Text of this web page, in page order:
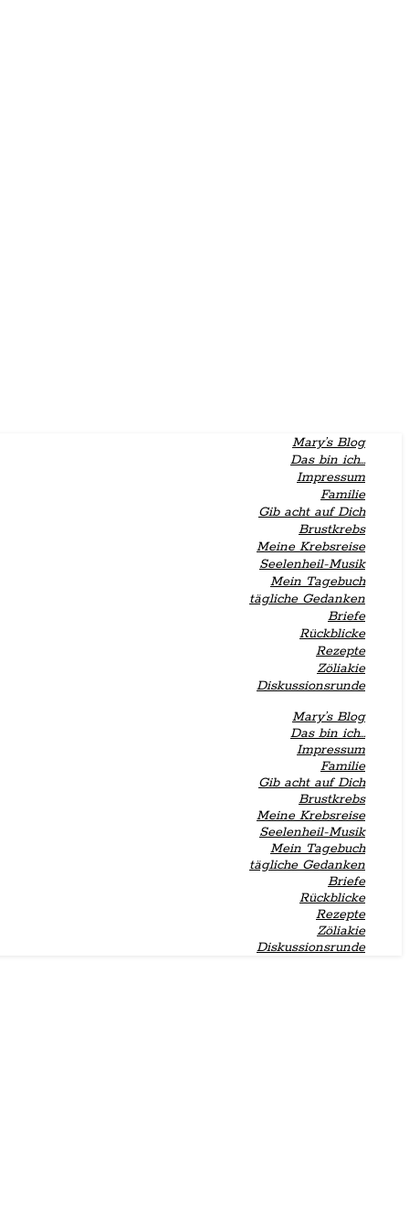
Mary’s Blog
Das bin ich…
Impressum
Familie
Gib acht auf Dich
Brustkrebs
Meine Krebsreise
Seelenheil-Musik
Mein Tagebuch
tägliche Gedanken
Briefe
Rückblicke
Rezepte
Zöliakie
Diskussionsrunde
Mary’s Blog
Das bin ich…
Impressum
Familie
Gib acht auf Dich
Brustkrebs
Meine Krebsreise
Seelenheil-Musik
Mein Tagebuch
tägliche Gedanken
Briefe
Rückblicke
Rezepte
Zöliakie
Diskussionsrunde